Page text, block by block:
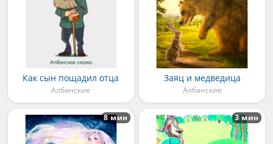
Как сын пощадил отца
Албанские
Заяц и медведица
Албанские
8 мин 3 мин